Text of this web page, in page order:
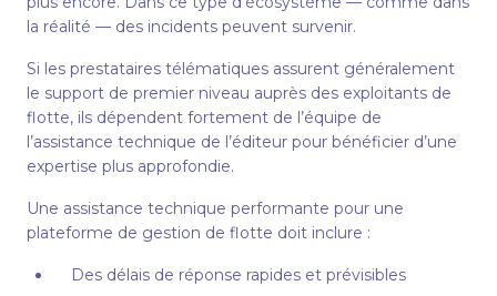
la réalité — des incidents peuvent survenir.
Si les prestataires télématiques assurent généralement
le support de premier niveau auprès des exploitants de
flotte, ils dépendent fortement de l’équipe de
l’assistance technique de l’éditeur pour bénéficier d’une
expertise plus approfondie.
Une assistance technique performante pour une
plateforme de gestion de flotte doit inclure :
Des délais de réponse rapides et prévisibles